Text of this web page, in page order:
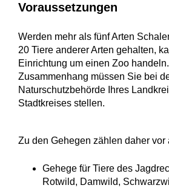
Voraussetzungen
Werden mehr als fünf Arten
20 Tiere anderer Arten gehalten,
Einrichtung um einen Zoo
Zusammenhang müssen Sie bei
Naturschutzbehörde Ihres
Stadtkreises stellen.
Zu den Gehegen zählen daher vor
Gehege für Tiere des
Rotwild, Damwild,